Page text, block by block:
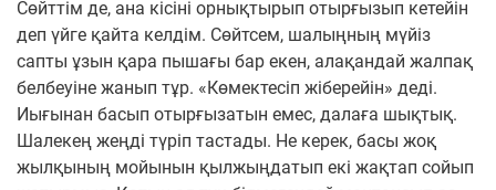
Сөйттім де, ана кісіні орнықтырып отырғызып кетейін
деп үйге қайта келдім. Сөйтсем, шалыңның мүйіз
сапты ұзын қара пышағы бар екен, алақандай жалпақ
белбеуіне жанып тұр. «Көмектесіп жіберейін» деді.
Иығынан басып отырғызатын емес, далаға шықтық.
Шалекең жеңді түріп тастады. Не керек, басы жоқ
жылқының мойынын қылжыңдатып екі жақтап сойып